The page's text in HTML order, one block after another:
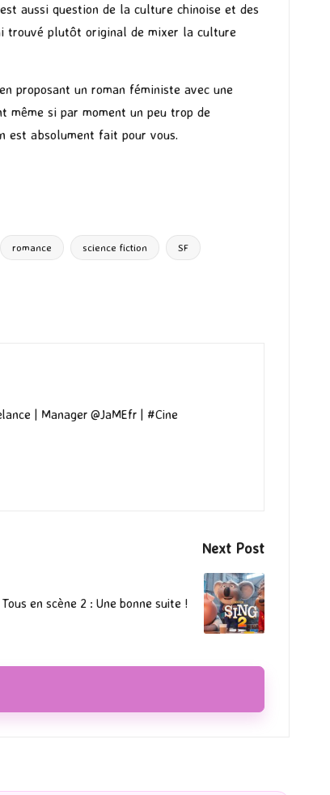
aussi question de la culture chinoise et des
trouvé plutôt original de mixer la culture
proposant un roman féministe avec une
même si par moment un peu trop de
est absolument fait pour vous.
romance science fiction SF
| Manager @JaMEfr | #Cine
Next Post
en scène 2 : Une bonne suite !